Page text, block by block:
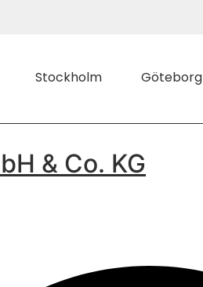
Stockholm Göteborg
& Co. KG